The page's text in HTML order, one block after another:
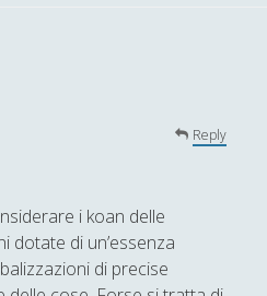
i koan delle
dotate di un’essenza
di precise
Reply